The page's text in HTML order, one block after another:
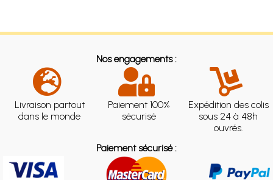
Nos engagements :
Livraison partout
dans le monde
Paiement 100%
sécurisé
Expédition des colis
sous 24 à 48h
ouvrés.
Paiement sécurisé :